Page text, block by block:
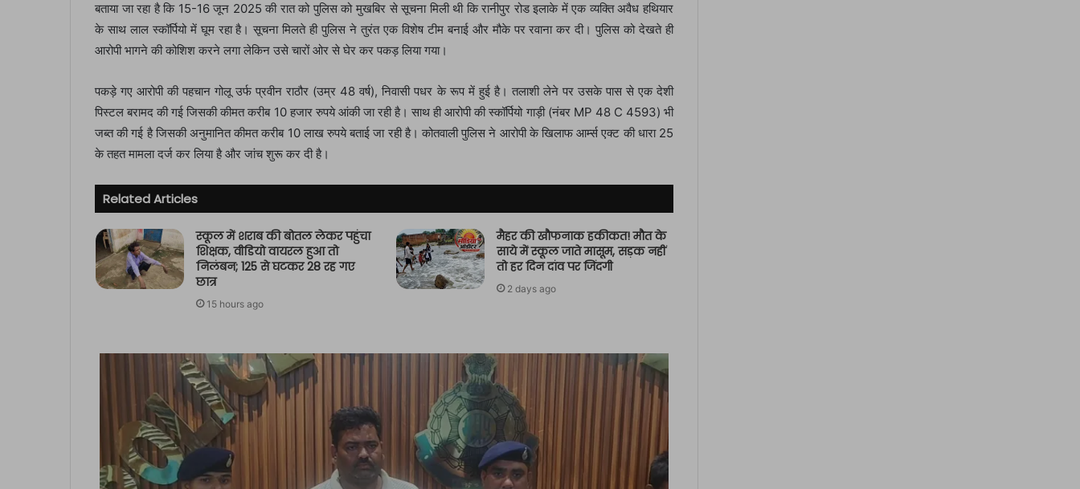
बताया जा रहा है कि 15-16 जून 2025 की रात को पुलिस को मुखबिर से सूचना मिली थी कि रानीपुर रोड इलाके में एक व्यक्ति अवैध हथियार
के साथ लाल स्कॉर्पियो में घूम रहा है। सूचना मिलते ही पुलिस ने तुरंत एक विशेष टीम बनाई और मौके पर रवाना कर दी। पुलिस को देखते ही
आरोपी भागने की कोशिश करने लगा लेकिन उसे चारों ओर से घेर कर पकड़ लिया गया।
पकड़े गए आरोपी की पहचान गोलू उर्फ प्रवीन राठौर (उम्र 48 वर्ष), निवासी पधर के रूप में हुई है। तलाशी लेने पर उसके पास से एक देशी
पिस्टल बरामद की गई जिसकी कीमत करीब 10 हजार रुपये आंकी जा रही है। साथ ही आरोपी की स्कॉर्पियो गाड़ी (नंबर MP 48 C 4593) भी
जब्त की गई है जिसकी अनुमानित कीमत करीब 10 लाख रुपये बताई जा रही है। कोतवाली पुलिस ने आरोपी के खिलाफ आर्म्स एक्ट की धारा 25
के तहत मामला दर्ज कर लिया है और जांच शुरू कर दी है।
Related Articles
स्कूल में शराब की बोतल लेकर पहुंचा
शिक्षक, वीडियो वायरल हुआ तो
निलंबन; 125 से घटकर 28 रह गए
छात्र
15 hours ago
मैहर की खौफनाक हकीकत! मौत के
साये में स्कूल जाते मासूम, सड़क नहीं
तो हर दिन दांव पर जिंदगी
2 days ago